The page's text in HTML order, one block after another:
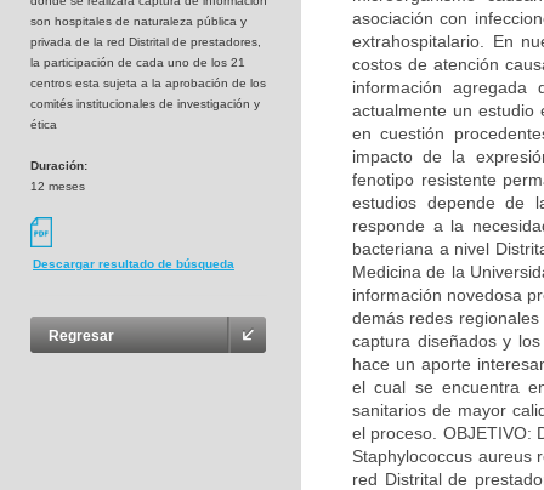
son hospitales de naturaleza pública y
privada de la red Distrital de prestadores,
la participación de cada uno de los 21
centros esta sujeta a la aprobación de los
comités institucionales de investigación y
ética
Duración:
12 meses
Descargar resultado de búsqueda
Regresar
asociación con
extrahospitalario. En
costos de atención
información agregada
actualmente un estudio
en cuestión
impacto de la
fenotipo resistente
estudios depende de
responde a la
bacteriana a nivel
Medicina de la
información novedosa
demás redes
captura diseñados y
hace un aporte
el cual se encuentra
sanitarios de mayor
el proceso. OBJETIVO:
Staphylococcus aureus
red Distrital de